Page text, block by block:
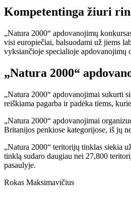
Kompetentinga žiuri
„Natura 2000“ apdovanojimų
visi europiečiai, balsuodami už jiems
vyksiančioje specialioje apdovanojimų
„Natura 2000“
„Natura 2000“ apdovanojimai sukurti
reiškiama pagarba ir padėka tiems,
„Natura 2000“ apdovanojimai
Britanijos penkiose kategorijose, iš jų
„Natura 2000“ teritorijų tinklas siekia
tinklą sudaro daugiau nei 27,800
pasaulyje.
Rokas Maksimavičius